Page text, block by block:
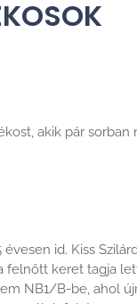
akik pár
id. Kiss
keret tagja
NB1/B-be, ahol